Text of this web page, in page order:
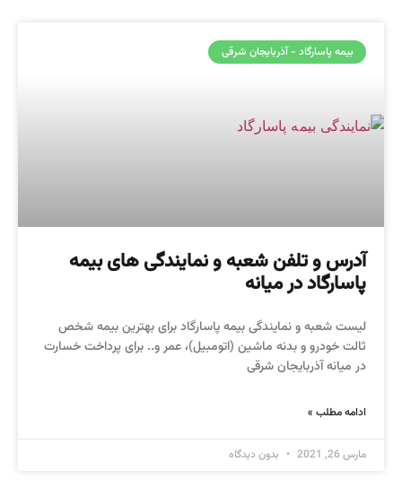
بیمه پاسارگاد - آذربایجان شرقی
آدرس و تلفن شعبه و نمایندگی های بیمه
پاسارگاد در میانه
لیست شعبه و نمایندگی بیمه پاسارگاد برای بهترین بیمه شخص
ثالت خودرو و بدنه ماشین (اتومبیل)، عمر و.. برای پرداخت خسارت
در میانه آذربایجان شرقی
ادامه مطلب »
مارس 26, 2021 بدون دیدگاه